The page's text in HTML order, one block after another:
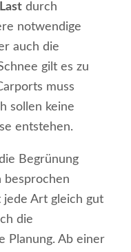
durch
notwendige
auch die
gilt es zu
muss
sollen keine
entstehen.
Begrünung
besprochen
Art gleich gut
die
Planung. Ab einer